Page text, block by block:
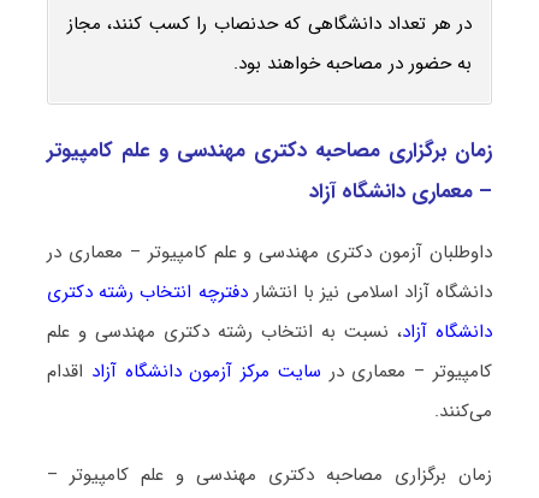
در هر تعداد دانشگاهی که حدنصاب را کسب کنند، مجاز
به حضور در مصاحبه خواهند بود.
زمان برگزاری مصاحبه دکتری مهندسی و علم کامپیوتر
– معماری دانشگاه آزاد
داوطلبان آزمون دکتری مهندسی و علم کامپیوتر – معماری در
دانشگاه آزاد اسلامی نیز با انتشاردفترچه انتخاب رشته دکتری
دانشگاه آزاد، نسبت به انتخاب رشته دکتری مهندسی و علم
کامپیوتر – معماری در سایت مرکز آزمون دانشگاه آزاد اقدام
می‌کنند.
زمان برگزاری مصاحبه دکتری مهندسی و علم کامپیوتر –